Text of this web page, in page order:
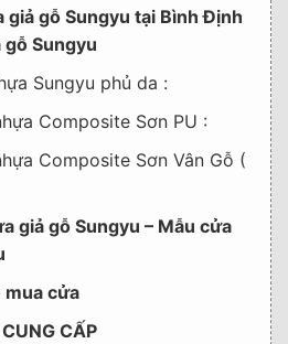
giả gỗ Sungyu tại Bình Định
gỗ Sungyu
Sungyu phủ da :
Composite Sơn PU :
Composite Sơn Vân Gỗ (
giả gỗ Sungyu – Mẫu cửa
mua cửa
CẤP